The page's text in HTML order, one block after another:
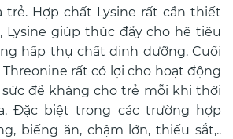
trẻ. Hợp chất Lysine rất cần thiết
Lysine giúp thúc đẩy cho hệ tiêu
hấp thụ chất dinh dưỡng. Cuối
rất có lợi cho hoạt động
đề kháng cho trẻ mỗi khi thời
Đặc biệt trong các trường hợp
biếng ăn, chậm lớn, thiếu sắt,..